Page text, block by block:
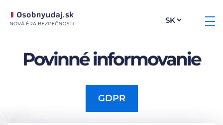
Povinné informovanie
GDPR